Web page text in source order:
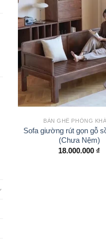
BÀN GHẾ PHÒNG
Sofa giường rút gọn gỗ
(Chưa Nệm)
18.000.000 ₫